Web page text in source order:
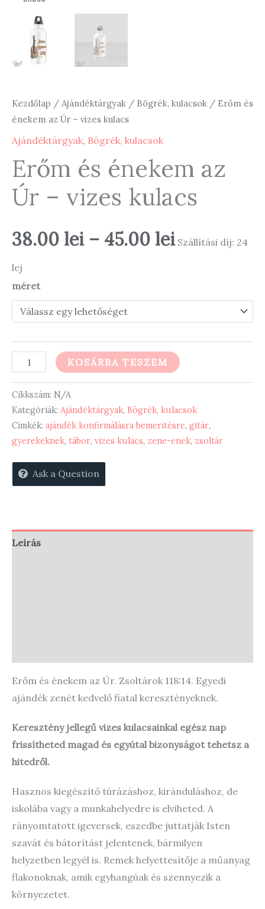
Kezdőlap / Ajándéktárgyak / Bögrék, kulacsok / Erőm és
énekem az Úr – vizes kulacs
Ajándéktárgyak, Bögrék, kulacsok
Erőm és énekem az
Úr – vizes kulacs
38.00 lei – 45.00 lei
-
45.00 lei
Szállítási díj: 24
lej
méret
Erőm
énekem
az
Úr
-
vizes
kulacs
KOSÁRBA TESZEM
Cikkszám: N/A
Kategóriák: Ajándéktárgyak, Bögrék, kulacsok
Címkék: ajándék konfirmálásra bemeritésre, gitár,
gyerekeknek, tábor, vizes kulacs, zene-enek, zsoltár
Ask a Question
Leírás
Erőm és énekem az Úr. Zsoltárok 118:14. Egyedi
ajándék zenét kedvelő fiatal keresztényeknek.
Keresztény jellegű vizes kulacsainkal egész nap
frissítheted magad és egyútal bizonyságot tehetsz a
hitedről.
Hasznos kiegészítő túrázáshoz, kiránduláshoz, de
iskolába vagy a munkahelyedre is elviheted. A
rányomtatott igeversek, eszedbe juttatják Isten
szavát és bátorítást jelentenek, bármilyen
helyzetben legyél is. Remek helyettesítője a műanyag
flakonoknak, amik egyhangúak és szennyezik a
környezetet.